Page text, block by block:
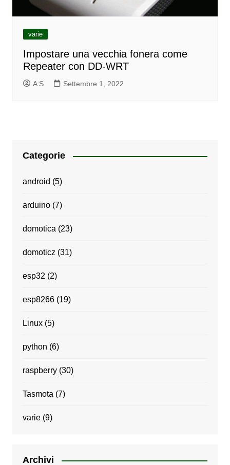
varie
Impostare una vecchia fonera come
Repeater con DD-WRT
A S Settembre 1, 2022
Categorie
android (5)
arduino(7)
domotica (23)
domoticz (31)
esp32 (2)
esp8266(19)
Linux(5)
python (6)
raspberry(30)
Tasmota (7)
varie(9)
Archivi